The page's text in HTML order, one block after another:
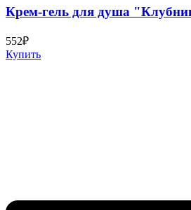
Крем-гель для душа
552₽
Купить